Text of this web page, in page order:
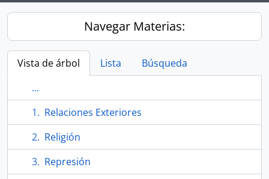
Navegar Materias:
Vista de árbol Lista
Búsqueda
...
Relaciones Exteriores
Religión
Represión